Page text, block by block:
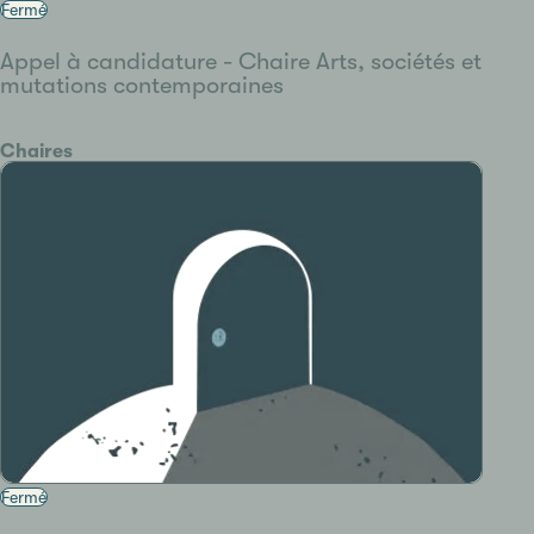
Fermé
Appel à candidature - Chaire Arts, sociétés et
mutations contemporaines
Catégorie
Chaires
Fermé